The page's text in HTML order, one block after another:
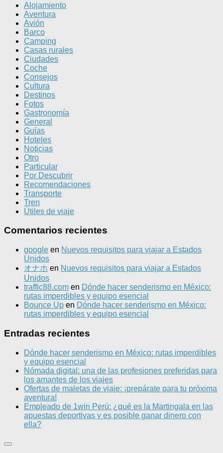
Alojamiento
Aventura
Avión
Barco
Camping
Casas rurales
Ciudades
Coche
Consejos
Cultura
Destinos
Fotos
Gastronomía
General
Guías
Hoteles
Noticias
Otro
Particular
Por Descubrir
Recomendaciones
Transporte
Tren
Útiles de viaje
Comentarios recientes
google en Nuevos requisitos para viajar a Estados
Unidos
オナホ en Nuevos requisitos para viajar a Estados
Unidos
traffic88.com en Dónde hacer senderismo en México:
rutas imperdibles y equipo esencial
Bounce Up en Dónde hacer senderismo en México:
rutas imperdibles y equipo esencial
Entradas recientes
Dónde hacer senderismo en México: rutas imperdibles
y equipo esencial
Nómada digital: una de las profesiones preferidas para
los amantes de los viajes
Ofertas de maletas de viaje: ¡prepárate para tu próxima
aventura!
Empleado de 1win Perú: ¿qué es la Martingala en las
apuestas deportivas y es posible ganar dinero con
ella?